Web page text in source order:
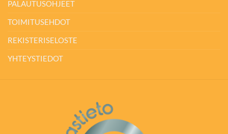
PALAUTUSOHJEET
TOIMITUSEHDOT
REKISTERISELOSTE
YHTEYSTIEDOT